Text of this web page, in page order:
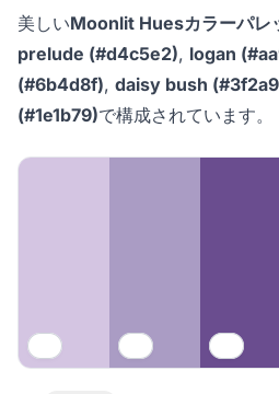
美しいMoonlit Huesカラーパレ
prelude (#d4c5e2), logan
(#6b4d8f), daisy bush
(#1e1b79)で構成されています。